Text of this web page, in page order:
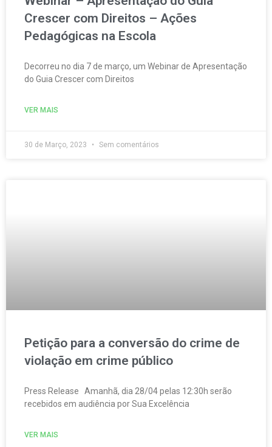
Crescer com Direitos – Ações
Pedagógicas na Escola
Decorreu no dia 7 de março, um Webinar de Apresentação
do Guia Crescer com Direitos
VER MAIS
30 de Março, 2023 Sem comentários
Petição para a conversão do crime de
violação em crime público
Press Release Amanhã, dia 28/04 pelas 12:30h serão
recebidos em audiência por Sua Excelência
VER MAIS